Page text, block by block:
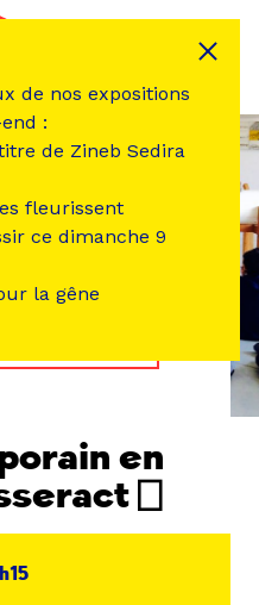
en
⎕
de nos expositions
:
de Zineb Sedira
fleurissent
ce dimanche 9
la gêne